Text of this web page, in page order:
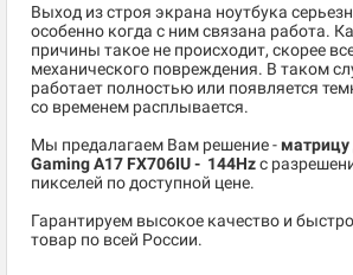
Выход из строя экрана ноутбука
особенно когда с ним связана работа.
причины такое не происходит, скорее
механического повреждения. В таком
работает полностью или появляется
со временем расплывается.
Мы предалагаем Вам решение - матрицу
Gaming A17 FX706IU - 144Hzc
пикселей по доступной цене.
Гарантируем высокое качество и
товар по всей России.